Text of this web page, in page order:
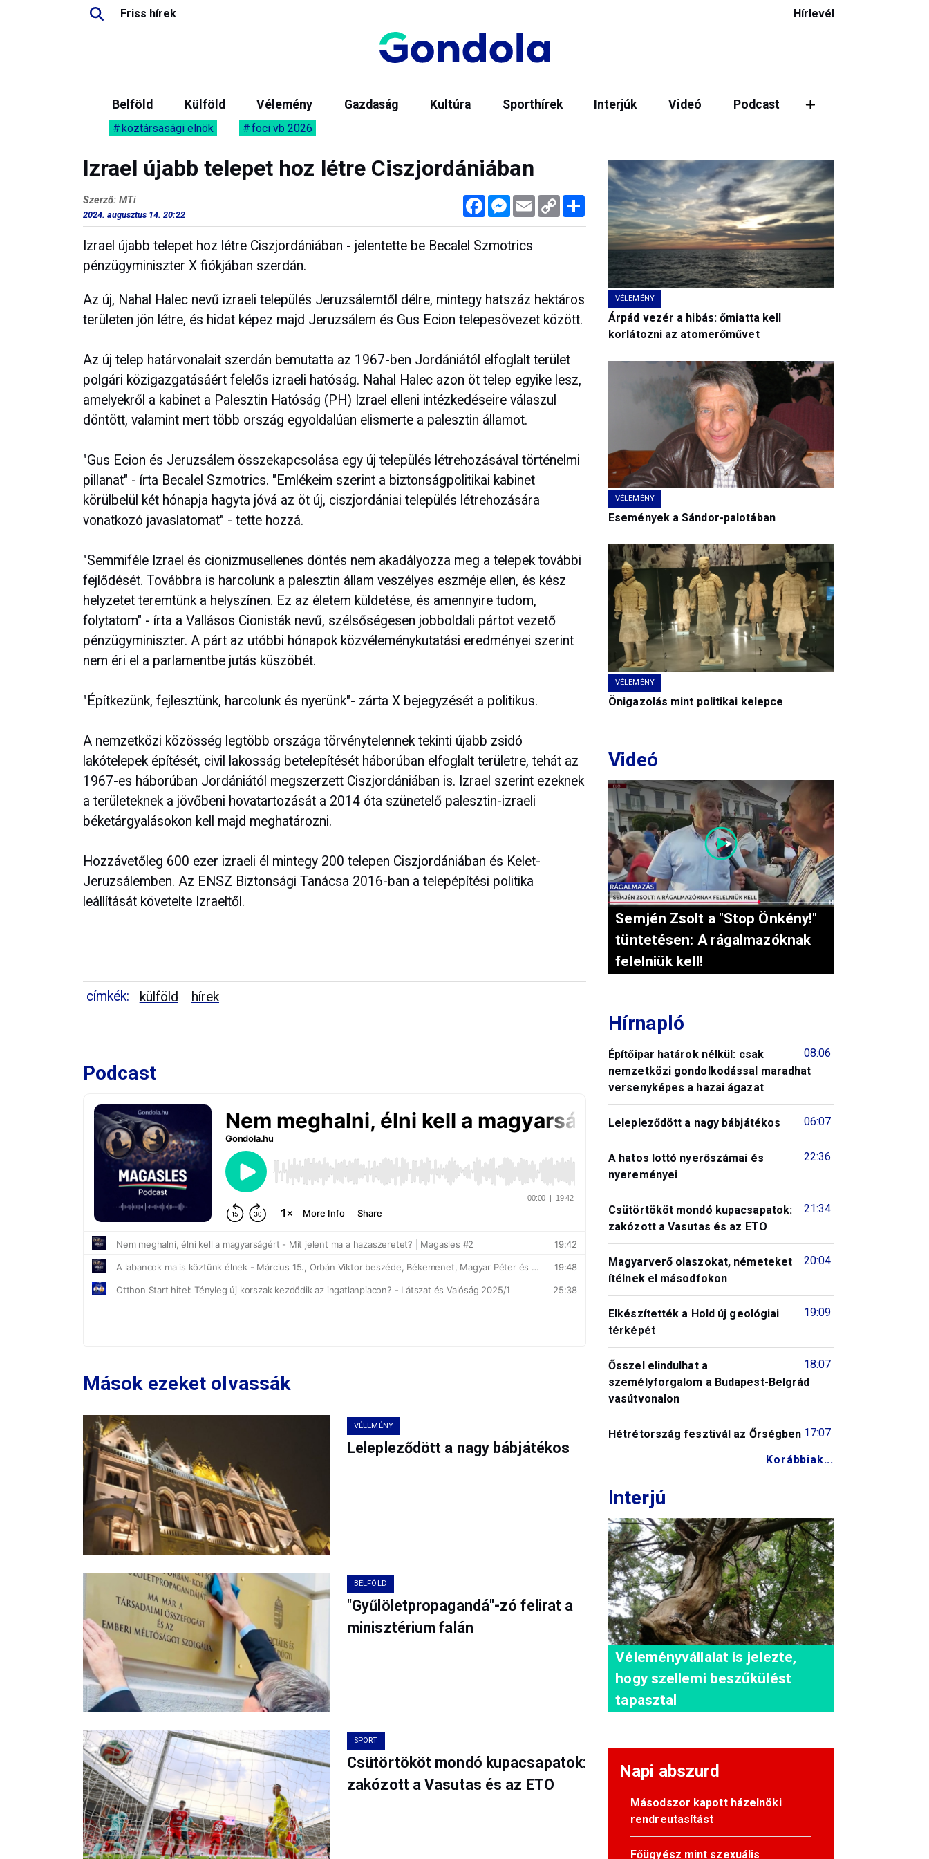
Friss hírek Hírlevél
Belföld Külföld Vélemény Gazdaság Kultúra Sporthírek Interjúk Videó Podcast
köztársasági elnök foci vb 2026
Izrael újabb telepet hoz létre Ciszjordániában
FacebookMessenger
Email Copy
Link
Megosztás
Szerző: MTi
2024. augusztus 14. 20:22
Izrael újabb telepet hoz létre Ciszjordániában - jelentette be Becalel Szmotrics
pénzügyminiszter X fiókjában szerdán.
Az új, Nahal Halec nevű izraeli település Jeruzsálemtől délre, mintegy hatszáz hektáros
területen jön létre, és hidat képez majd Jeruzsálem és Gus Ecion telepesövezet között.
Az új telep határvonalait szerdán bemutatta az 1967-ben Jordániától elfoglalt terület
polgári közigazgatásáért felelős izraeli hatóság. Nahal Halec azon öt telep egyike lesz,
amelyekről a kabinet a Palesztin Hatóság (PH) Izrael elleni intézkedéseire válaszul
döntött, valamint mert több ország egyoldalúan elismerte a palesztin államot.
"Gus Ecion és Jeruzsálem összekapcsolása egy új település létrehozásával történelmi
pillanat" - írta Becalel Szmotrics. "Emlékeim szerint a biztonságpolitikai kabinet
körülbelül két hónapja hagyta jóvá az öt új, ciszjordániai település létrehozására
vonatkozó javaslatomat" - tette hozzá.
"Semmiféle Izrael és cionizmusellenes döntés nem akadályozza meg a telepek további
fejlődését. Továbbra is harcolunk a palesztin állam veszélyes eszméje ellen, és kész
helyzetet teremtünk a helyszínen. Ez az életem küldetése, és amennyire tudom,
folytatom" - írta a Vallásos Cionisták nevű, szélsőségesen jobboldali pártot vezető
pénzügyminiszter. A párt az utóbbi hónapok közvéleménykutatási eredményei szerint
nem éri el a parlamentbe jutás küszöbét.
"Építkezünk, fejlesztünk, harcolunk és nyerünk"- zárta X bejegyzését a politikus.
A nemzetközi közösség legtöbb országa törvénytelennek tekinti újabb zsidó
lakótelepek építését, civil lakosság betelepítését háborúban elfoglalt területre, tehát az
1967-es háborúban Jordániától megszerzett Ciszjordániában is. Izrael szerint ezeknek
a területeknek a jövőbeni hovatartozását a 2014 óta szünetelő palesztin-izraeli
béketárgyalásokon kell majd meghatározni.
Hozzávetőleg 600 ezer izraeli él mintegy 200 telepen Ciszjordániában és Kelet-
Jeruzsálemben. Az ENSZ Biztonsági Tanácsa 2016-ban a telepépítési politika
leállítását követelte Izraeltől.
címkék: külföld hírek
Podcast
Mások ezeket olvassák
VÉLEMÉNY
Lelepleződött a nagy bábjátékos
BELFÖLD
"Gyűlöletpropagandá"-zó felirat a
minisztérium falán
SPORT
Csütörtököt mondó kupacsapatok:
zakózott a Vasutas és az ETO
VÉLEMÉNY
Árpád vezér a hibás: őmiatta kell
korlátozni az atomerőművet
VÉLEMÉNY
Események a Sándor-palotában
VÉLEMÉNY
Önigazolás mint politikai kelepce
Videó
Semjén Zsolt a "Stop Önkény!"
tüntetésen: A rágalmazóknak
felelniük kell!
Hírnapló
08:06
Építőipar határok nélkül: csak
nemzetközi gondolkodással maradhat
versenyképes a hazai ágazat
06:07
Lelepleződött a nagy bábjátékos
22:36
A hatos lottó nyerőszámai és
nyereményei
21:34
Csütörtököt mondó kupacsapatok:
zakózott a Vasutas és az ETO
20:04
Magyarverő olaszokat, németeket
ítélnek el másodfokon
19:09
Elkészítették a Hold új geológiai
térképét
18:07
Ősszel elindulhat a
személyforgalom a Budapest-Belgrád
vasútvonalon
17:07
Hétrétország fesztivál az Őrségben
Korábbiak...
Interjú
Véleményvállalat is jelezte,
hogy szellemi beszűkülést
tapasztal
Napi abszurd
Másodszor kapott házelnöki
rendreutasítást
Főügyész mint szexuális